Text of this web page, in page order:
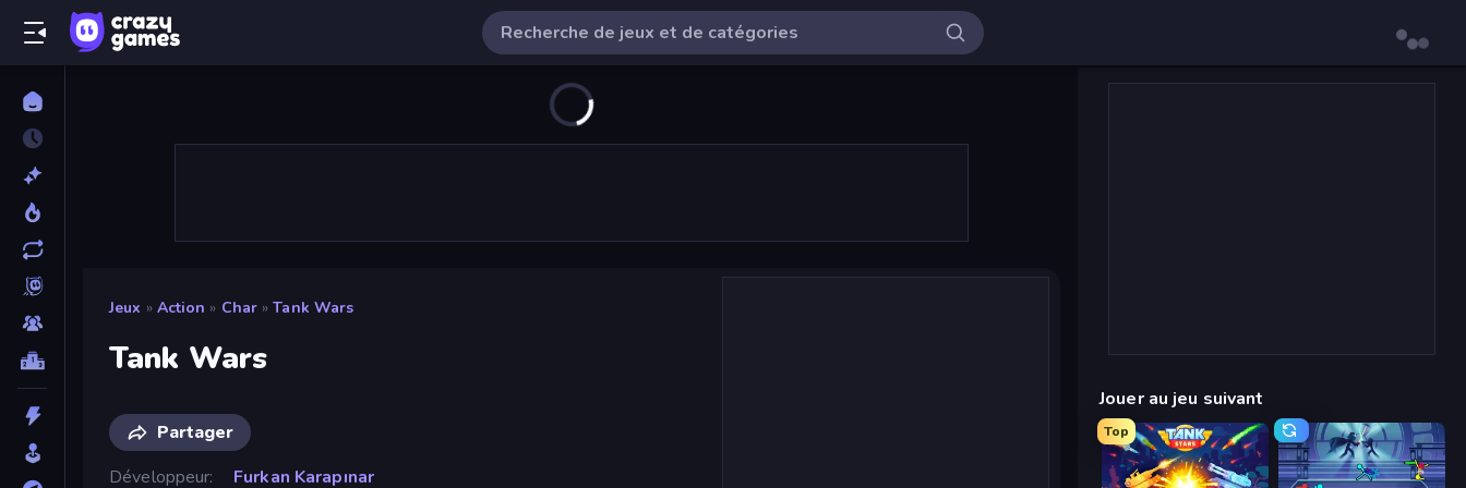
Jeux » Action » Char » Tank Wars
Tank Wars
Partager
Développeur
Furkan Karapınar
Jouer au jeu suivant
Top